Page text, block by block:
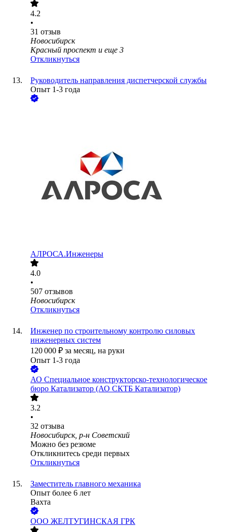
4.2
•
31 отзыв
Новосибирск
Красный проспект и еще 3
Откликнуться
Руководитель направления диспетчерской службы
Опыт 1-3 года
АЛРОСА.Инженеры
4.0
•
507 отзывов
Новосибирск
Откликнуться
Инженер по строительному контролю силовых
инженерных систем
120 000 ₽ за месяц, на руки
Опыт 1-3 года
АО Специальное конструкторско-технологическое
бюро Катализатор (АО СКТБ Катализатор)
3.2
•
32 отзыва
Новосибирск, р-н Советский
Можно без резюме
Откликнитесь среди первых
Откликнуться
Заместитель главного механика
Опыт более 6 лет
Вахта
ООО ЖЕЛТУГИНСКАЯ ГРК